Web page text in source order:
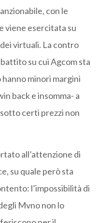
con le
viene esercitata su
virtuali. La contro
su cui Agcom sta
minori margini
back e insomma- a
certi prezzi non
all’attenzione di
su quale però sta
l’impossibilità di
Mvno non lo